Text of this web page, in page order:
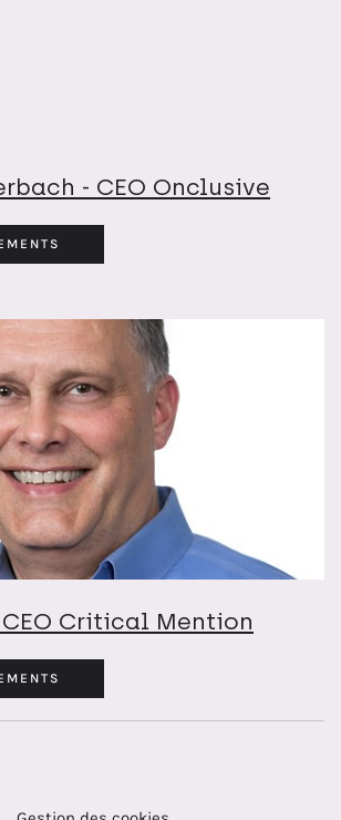
- CEO Onclusive
CEO Critical Mention